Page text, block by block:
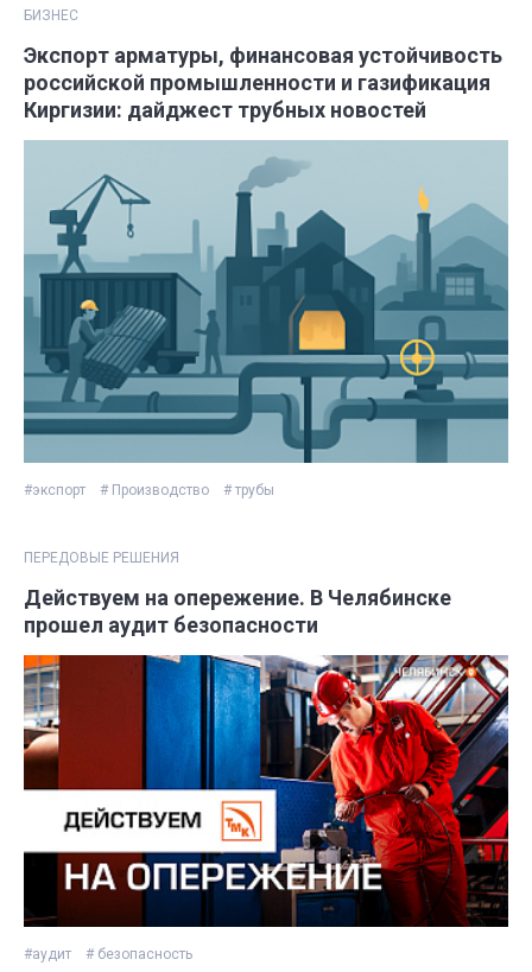
БИЗНЕС
Экспорт арматуры, финансовая устойчивость
российской промышленности и газификация
Киргизии: дайджест трубных новостей
#экспорт # Производство # трубы
ПЕРЕДОВЫЕ РЕШЕНИЯ
Действуем на опережение. В Челябинске
прошел аудит безопасности
#аудит # безопасность